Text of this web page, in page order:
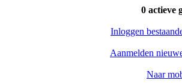
0 actieve
Inloggen
Aanmelden
Naar